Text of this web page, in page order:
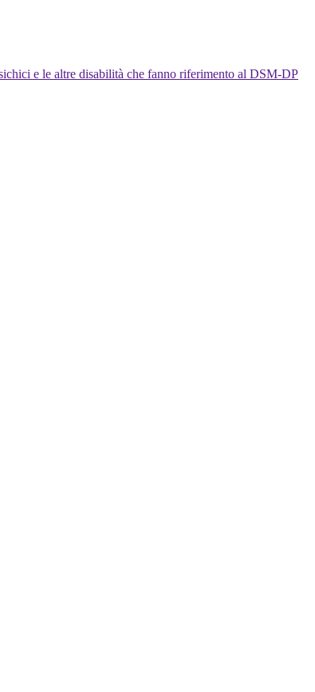
e le altre disabilità che fanno riferimento al DSM-DP